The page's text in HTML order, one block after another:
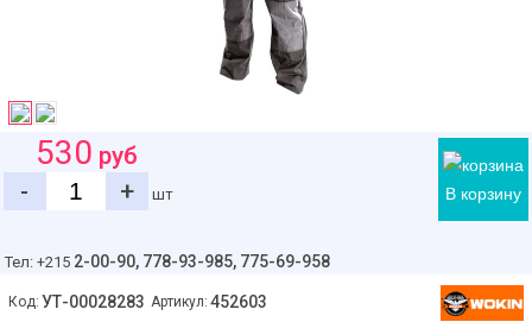
В корзину
530 руб
-
+ шт
Тел: +215 2-00-90, 778-93-985, 775-69-958
Код: УТ-00028283 Артикул: 452603